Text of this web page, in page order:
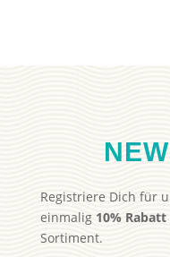
Registriere Dich für
einmalig 10% Rabatt
Sortiment.